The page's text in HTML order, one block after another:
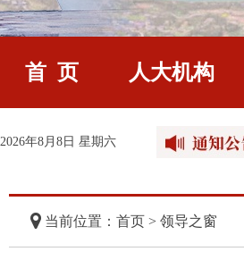
首 页 人大机构
2026年8月8日 星期六
当前位置：首页 > 领导之窗